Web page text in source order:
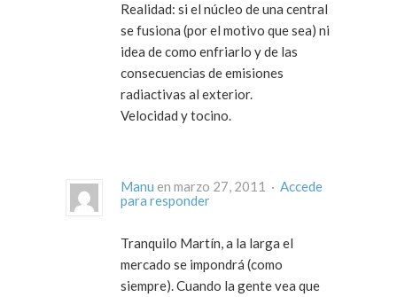
Realidad: si el núcleo de una central
se fusiona (por el motivo que sea) ni
idea de como enfriarlo y de las
consecuencias de emisiones
radiactivas al exterior.
Velocidad y tocino.
Manu en marzo 27, 2011 · Accede
para responder
Tranquilo Martín, a la larga el
mercado se impondrá (como
siempre). Cuando la gente vea que